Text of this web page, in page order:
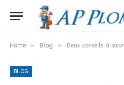
Home » Blog » Deux conseils à suivre
BLOG